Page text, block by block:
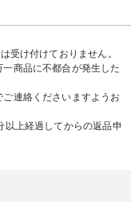
受け付けておりません。
商品に不都合が発⽣した
連絡くださいますようお
上経過してからの返品申